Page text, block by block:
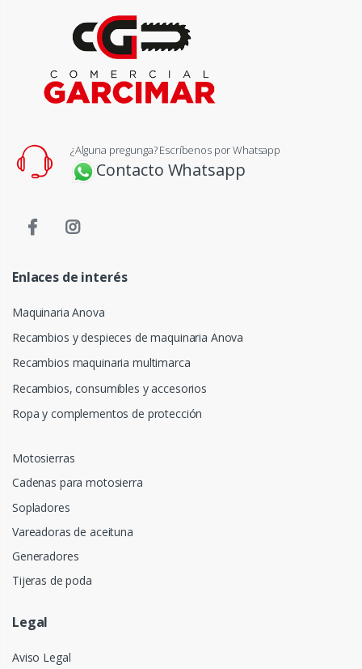
¿Alguna pregunga? Escríbenos por Whatsapp
Contacto Whatsapp
Enlaces de interés
Maquinaria Anova
Recambios y despieces de maquinaria Anova
Recambios maquinaria multimarca
Recambios, consumibles y accesorios
Ropa y complementos de protección
Motosierras
Cadenas para motosierra
Sopladores
Vareadoras de aceituna
Generadores
Tijeras de poda
Legal
Aviso Legal